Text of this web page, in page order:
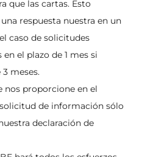
que las cartas. Esto
respuesta nuestra en un
caso de solicitudes
el plazo de 1 mes si
meses.
nos proporcione en el
de información sólo
declaración de